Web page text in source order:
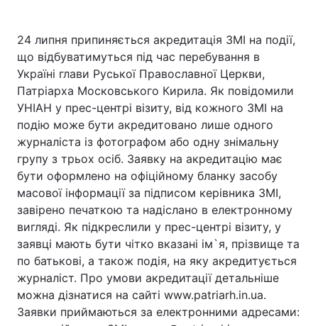
Головна Війна
Україна Політика
24 липня припиняється акредитація ЗМІ на події,
що відбуватимуться під час перебування в
Україні глави Руської Православної Церкви,
Патріарха Московського Кирила. Як повідомили
УНІАН у прес-центрі візиту, від кожного ЗМІ на
подію може бути акредитовано лише одного
журналіста із фотографом або одну знімальну
групу з трьох осіб. Заявку на акредитацію має
бути оформлено на офіційному бланку засобу
масової інформації за підписом керівника ЗМІ,
завірено печаткою та надіслано в електронному
вигляді. Як підкреслили у прес-центрі візиту, у
заявці мають бути чітко вказані ім`я, прізвище та
по батькові, а також подія, на яку акредитується
журналіст. Про умови акредитації детальніше
можна дізнатися на сайті www.patriarh.in.ua.
Заявки приймаються за електронними адресами: